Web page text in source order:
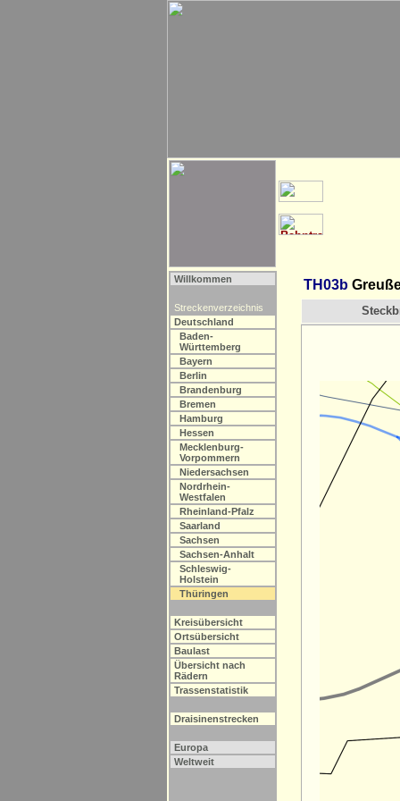
Willkommen
Streckenverzeichnis
Deutschland
Baden-
Württemberg
Bayern
Berlin
Brandenburg
Bremen
Hamburg
Hessen
Mecklenburg-
Vorpommern
Niedersachsen
Nordrhein-
Westfalen
Rheinland-Pfalz
Saarland
Sachsen
Sachsen-Anhalt
Schleswig-
Holstein
Thüringen
Kreisübersicht
Ortsübersicht
Baulast
Übersicht nach
Rädern
Trassenstatistik
Draisinenstrecken
Europa
Weltweit
TH03b